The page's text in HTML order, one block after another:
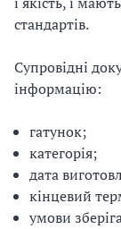
стандартів.
Супровідні
інформацію:
гатунок;
категорія;
дата
кінцевий
умови